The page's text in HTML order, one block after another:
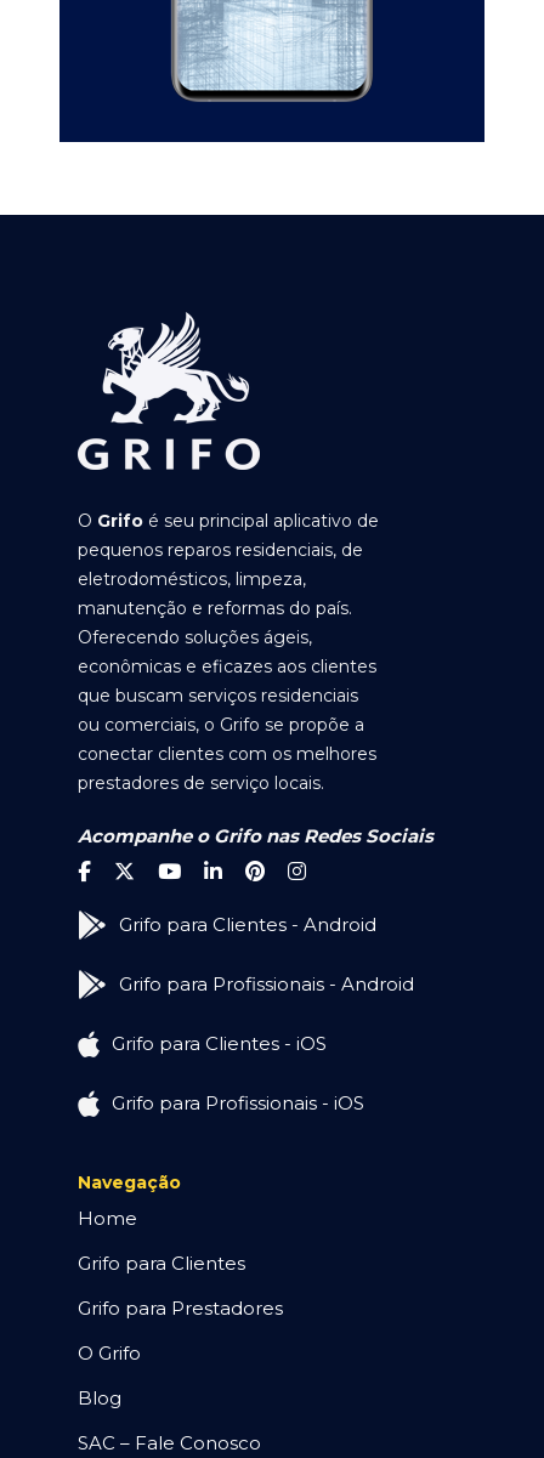
O Grifo é seu principal aplicativo de
pequenos reparos residenciais, de
eletrodomésticos, limpeza,
manutenção e reformas do país.
Oferecendo soluções ágeis,
econômicas e eficazes aos clientes
que buscam serviços residenciais
ou comerciais, o Grifo se propõe a
conectar clientes com os melhores
prestadores de serviço locais.
Acompanhe o Grifo nas Redes Sociais
Grifo para Clientes - Android
Grifo para Profissionais - Android
Grifo para Clientes - iOS
Grifo para Profissionais - iOS
Navegação
Home
Grifo para Clientes
Grifo para Prestadores
O Grifo
Blog
SAC – Fale Conosco